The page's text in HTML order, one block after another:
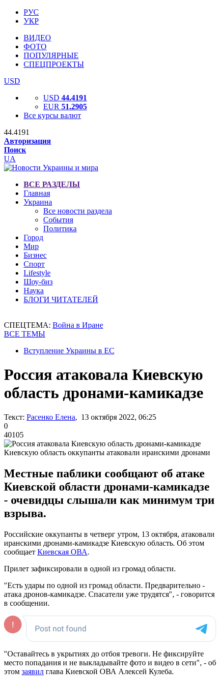
РУС
УКР
ВИДЕО
ФОТО
ПОПУЛЯРНЫЕ
СПЕЦПРОЕКТЫ
USD
USD 44.4191
EUR 51.2905
Все курсы валют
44.4191
Авторизация
Поиск
UA
ВСЕ РАЗДЕЛЫ
Главная
Украина
Все новости раздела
События
Политика
Город
Мир
Бизнес
Спорт
Lifestyle
Шоу-биз
Наука
БЛОГИ ЧИТАТЕЛЕЙ
СПЕЦТЕМА: Война в Иране
ВСЕ ТЕМЫ
Вступление Украины в ЕС
Россия атаковала Киевскую
область дронами-камикадзе
Текст: Расенко Елена, 13 октября 2022, 06:25
0
40105
Киевскую область оккупанты атаковали иранскими дронами
Местные паблики сообщают об атаке
Киевской области дронами-камикадзе
- очевидцы слышали как минимум три
взрыва.
Российские оккупанты в четверг утром, 13 октября, атаковали
иранскими дронами-камикадзе Киевскую область. Об этом
сообщает Киевская ОВА.
Прилет зафиксировали в одной из громад области.
"Есть удары по одной из громад области. Предварительно -
атака дронов-камикадзе. Спасатели уже трудятся", - говорится
в сообщении.
"Оставайтесь в укрытиях до отбоя тревоги. Не фиксируйте
место попадания и не выкладывайте фото и видео в сети", - об
этом заявил глава Киевской ОВА Алексей Кулеба.